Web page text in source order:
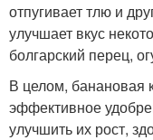
отпугивает тлю и
улучшает вкус
болгарский перец,
В целом, банановая
эффективное
улучшить их рост,